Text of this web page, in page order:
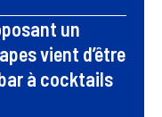
un
vient d’être
à cocktails